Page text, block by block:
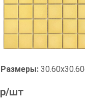
Размеры:
р/шт